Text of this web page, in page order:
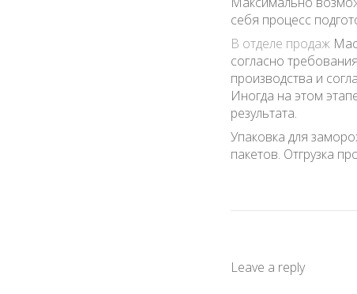
себя процесс
В отделе продаж
согласно
производства и
Иногда на этом
результата.
Упаковка для
пакетов. Отгрузка
Leave a reply